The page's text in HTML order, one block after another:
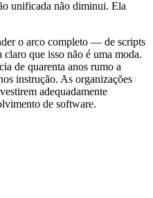
unificada não diminui. Ela
o arco completo — de scripts
que isso não é uma moda.
de quarenta anos rumo a
instrução. As organizações
adequadamente
de software.